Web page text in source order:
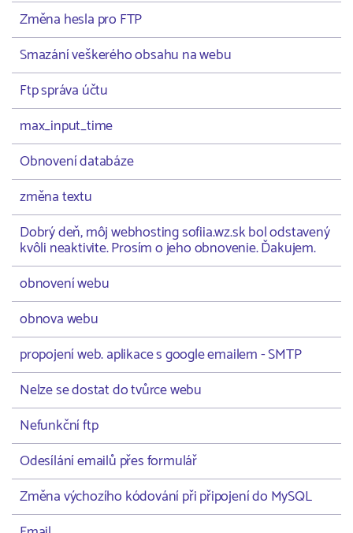
Změna hesla pro FTP
Smazání veškerého obsahu na webu
Ftp správa účtu
max_input_time
Obnovení databáze
změna textu
Dobrý deň, môj webhosting sofiia.wz.sk bol odstavený
kvôli neaktivite. Prosím o jeho obnovenie. Ďakujem.
obnovení webu
obnova webu
propojení web. aplikace s google emailem - SMTP
Nelze se dostat do tvůrce webu
Nefunkční ftp
Odesílání emailů přes formulář
Změna výchozího kódování při připojení do MySQL